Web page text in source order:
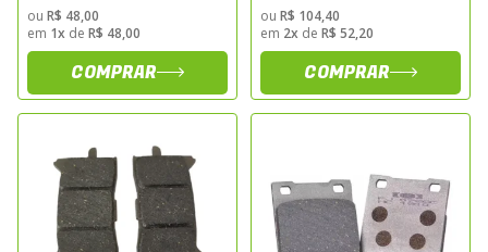
ou R$ 48,00
em 1x de R$ 48,00
COMPRAR
ou R$ 104,40
em 2x de R$ 52,20
COMPRAR